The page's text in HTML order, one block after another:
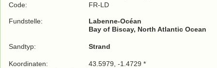
Code:
FR-LD
Fundstelle:
Labenne-Océan
Bay of Biscay, North Atlantic Ocean
Sandtyp: Strand
Koordinaten:
43.5979, -1.4729 *